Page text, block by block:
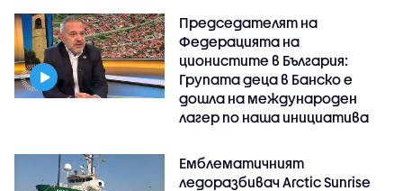
Председателят на
Федерацията на
ционистите в България:
Групата деца в Банско е
дошла на международен
лагер по наша инициатива
Емблематичният
ледоразбивач Arctic Sunrise